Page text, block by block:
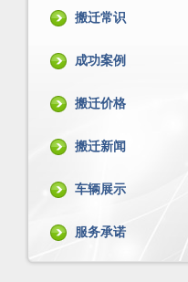
搬迁常识
成功案例
搬迁价格
搬迁新闻
车辆展示
服务承诺